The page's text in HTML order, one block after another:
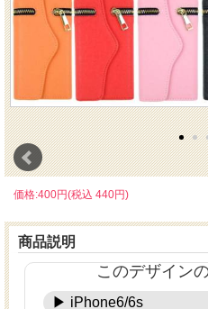
価格:400円(税込 440円)
商品説明
このデザイン
▶ iPhone6/6s